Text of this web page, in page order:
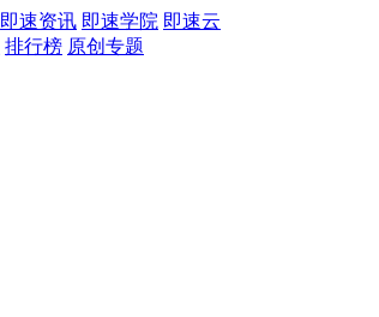
即速资讯 即速学院 即速云
排行榜 原创专题